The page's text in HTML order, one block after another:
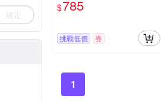
確定
(車用擴香劑,車內清新去味
週)
$785
挑戰低價 券
1